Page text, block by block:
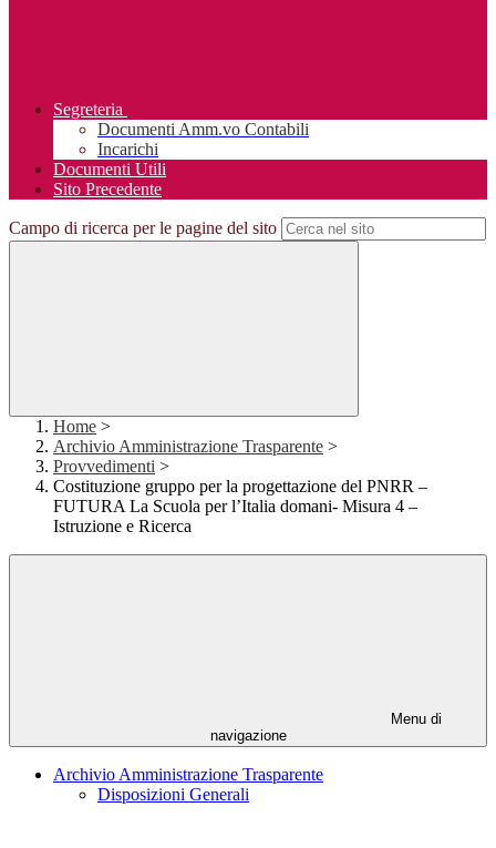
Segreteria
Documenti Amm.vo Contabili
Incarichi
Documenti Utili
Sito Precedente
Campo di ricerca per le pagine del sito
Home >
Archivio Amministrazione Trasparente >
Provvedimenti >
Costituzione gruppo per la progettazione del PNRR –
FUTURA La Scuola per l’Italia domani- Misura 4 –
Istruzione e Ricerca
Menu di
navigazione
Archivio Amministrazione Trasparente
Disposizioni Generali